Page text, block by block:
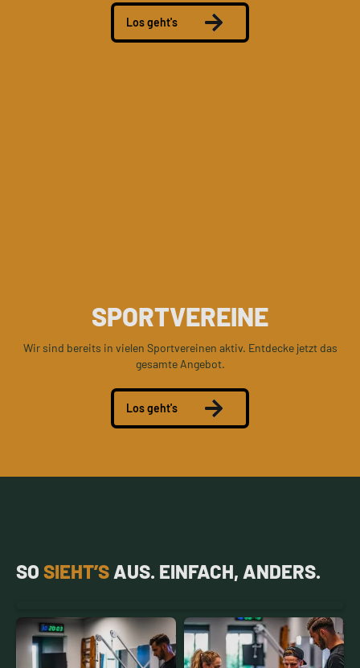
Los geht's
SPORTVEREINE
Wir sind bereits in vielen Sportvereinen aktiv. Entdecke jetzt das
gesamte Angebot.
Los geht's
SO SIEHT’S AUS. EINFACH, ANDERS.